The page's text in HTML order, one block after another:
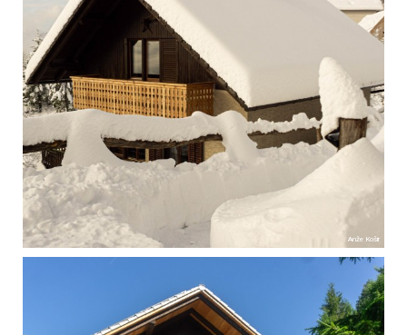
Anže Košir